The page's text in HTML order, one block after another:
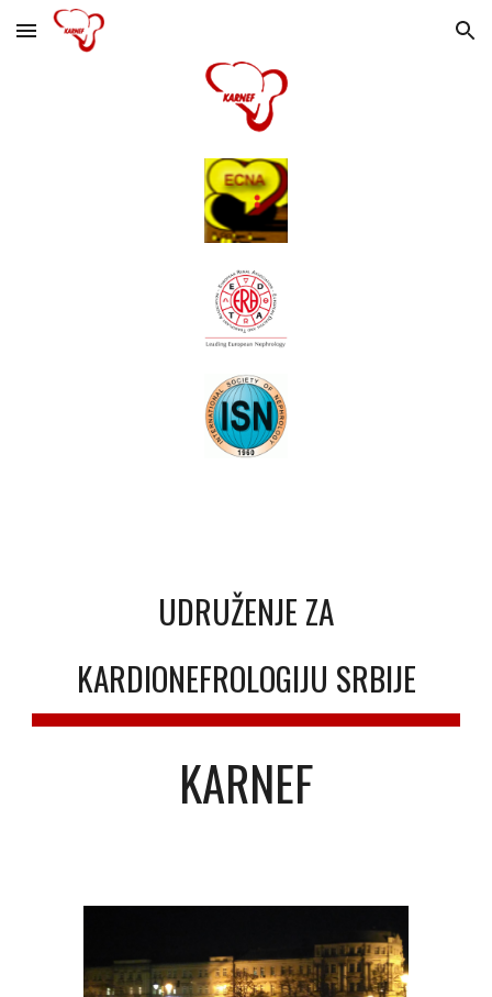
Skip to main content Skip to navigation
UDRUŽENJE ZA
KARDIONEFROLOGIJU SRBIJE
KARNEF